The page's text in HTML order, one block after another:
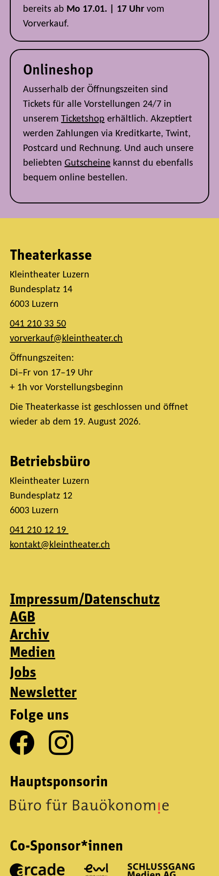
bereits ab Mo 17.01. | 17 Uhr vom
Vorverkauf.
Onlineshop
Ausserhalb der Öffnungszeiten sind
Tickets für alle Vorstellungen 24/7 in
unserem Ticketshop erhältlich. Akzeptiert
werden Zahlungen via Kreditkarte, Twint,
Postcard und Rechnung. Und auch unsere
beliebten Gutscheine kannst du ebenfalls
bequem online bestellen.
Theaterkasse
Kleintheater Luzern
Bundesplatz 14
6003 Luzern
041 210 33 50
vorverkauf@kleintheater.ch
Öffnungszeiten:
Di–Fr von 17–19 Uhr
+ 1h vor Vorstellungsbeginn
Die Theaterkasse ist geschlossen und öffnet
wieder ab dem 19. August 2026.
Betriebsbüro
Kleintheater Luzern
Bundesplatz 12
6003 Luzern
041 210 12 19
kontakt@kleintheater.ch
Impressum/Datenschutz
AGB
Archiv
Medien
Jobs
Newsletter
Folge uns
Hauptsponsorin
Co-Sponsor*innen